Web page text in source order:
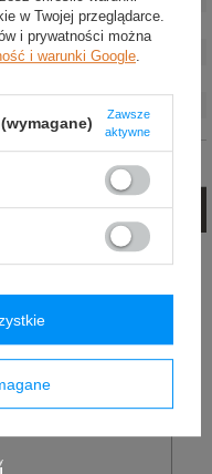
prześlij nam swoje
w Twojej przeglądarce.
i prywatności można
i warunki Google.
Zawsze
aktywne